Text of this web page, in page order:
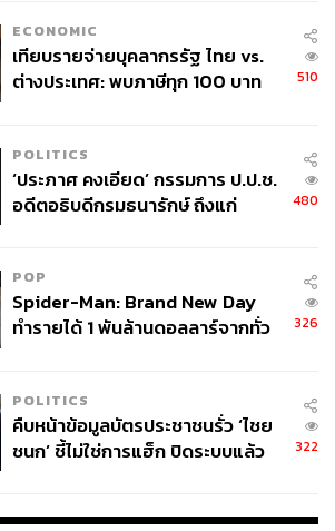
ECONOMIC
เทียบรายจ่ายบุคลากรรัฐ ไทย vs.
ต่างประเทศ: พบภาษีทุก 100 บาท
510
POLITICS
‘ประภาศ คงเอียด’ กรรมการ ป.ป.ช.
อดีตอธิบดีกรมธนารักษ์ ถึงแก่
480
POP
Spider-Man: Brand New Day
ทำรายได้ 1 พันล้านดอลลาร์จากทั่ว
326
POLITICS
คืบหน้าข้อมูลบัตรประชาชนรั่ว ‘ไชย
ชนก’ ชี้ไม่ใช่การแฮ็ก ปิดระบบแล้ว
322